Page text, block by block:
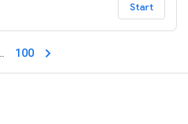
Start
100